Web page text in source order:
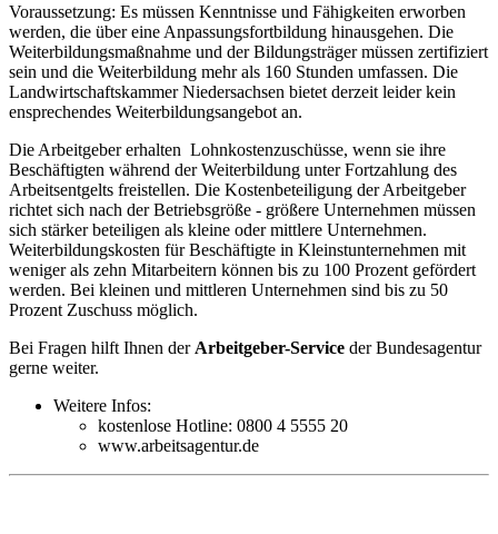
Voraussetzung: Es müssen Kenntnisse und Fähigkeiten erworben
werden, die über eine Anpassungsfortbildung hinausgehen. Die
Weiterbildungsmaßnahme und der Bildungsträger müssen zertifiziert
sein und die Weiterbildung mehr als 160 Stunden umfassen. Die
Landwirtschaftskammer Niedersachsen bietet derzeit leider kein
ensprechendes Weiterbildungsangebot an.
Die Arbeitgeber erhalten Lohnkostenzuschüsse, wenn sie ihre
Beschäftigten während der Weiterbildung unter Fortzahlung des
Arbeitsentgelts freistellen. Die Kostenbeteiligung der Arbeitgeber
richtet sich nach der Betriebsgröße - größere Unternehmen müssen
sich stärker beteiligen als kleine oder mittlere Unternehmen.
Weiterbildungskosten für Beschäftigte in Kleinstunternehmen mit
weniger als zehn Mitarbeitern können bis zu 100 Prozent gefördert
werden. Bei kleinen und mittleren Unternehmen sind bis zu 50
Prozent Zuschuss möglich.
Bei Fragen hilft Ihnen der Arbeitgeber-Service der Bundesagentur
gerne weiter.
Weitere Infos:
kostenlose Hotline: 0800 4 5555 20
www.arbeitsagentur.de